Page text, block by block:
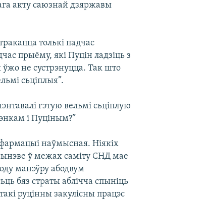
акту саюзнай дзяржавы
толькі падчас
прыёму, які Пуцін ладзіць з
не сустрэнуцца. Так што
сьціплыя”.
гэтую вельмі сьціплую
і Пуціным?”
наўмысная. Ніякіх
ў межах саміту СНД мае
манэўру абодвум
бяз страты аблічча спыніць
руцінны закулісны працэс